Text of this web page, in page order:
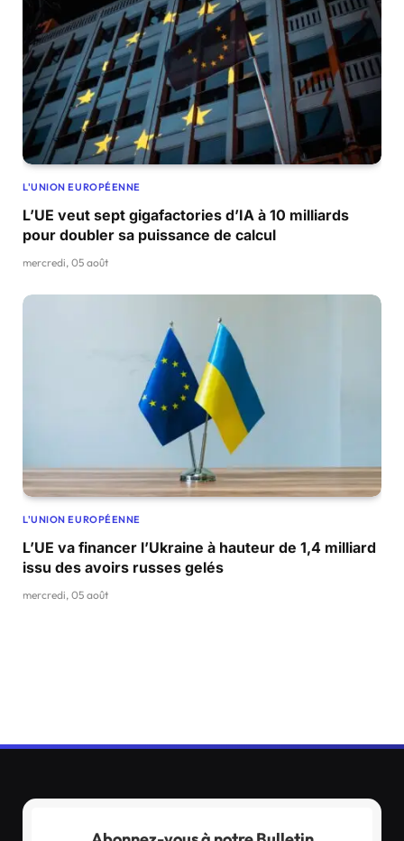
L'UNION EUROPÉENNE
L’UE veut sept gigafactories d’IA à 10 milliards
pour doubler sa puissance de calcul
mercredi, 05 août
L'UNION EUROPÉENNE
L’UE va financer l’Ukraine à hauteur de 1,4 milliard
issu des avoirs russes gelés
mercredi, 05 août